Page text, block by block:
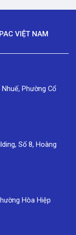
VIỆT NAM
Phường Cổ
Số 8, Hoàng
Hòa Hiệp